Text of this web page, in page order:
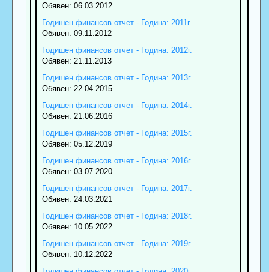
Обявен: 06.03.2012
Годишен финансов отчет - Година: 2011г.
Обявен: 09.11.2012
Годишен финансов отчет - Година: 2012г.
Обявен: 21.11.2013
Годишен финансов отчет - Година: 2013г.
Обявен: 22.04.2015
Годишен финансов отчет - Година: 2014г.
Обявен: 21.06.2016
Годишен финансов отчет - Година: 2015г.
Обявен: 05.12.2019
Годишен финансов отчет - Година: 2016г.
Обявен: 03.07.2020
Годишен финансов отчет - Година: 2017г.
Обявен: 24.03.2021
Годишен финансов отчет - Година: 2018г.
Обявен: 10.05.2022
Годишен финансов отчет - Година: 2019г.
Обявен: 10.12.2022